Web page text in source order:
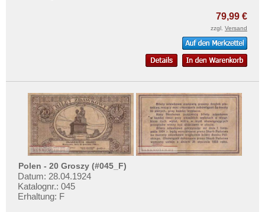
79,99 €
zzgl. Versand
Polen - 20 Groszy (#045_F)
Datum: 28.04.1924
Katalognr.: 045
Erhaltung: F